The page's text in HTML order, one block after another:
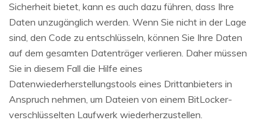
Sicherheit bietet, kann es auch dazu führen, dass Ihre
Daten unzugänglich werden. Wenn Sie nicht in der Lage
sind, den Code zu entschlüsseln, können Sie Ihre Daten
auf dem gesamten Datenträger verlieren. Daher müssen
Sie in diesem Fall die Hilfe eines
Datenwiederherstellungstools eines Drittanbieters in
Anspruch nehmen, um Dateien von einem BitLocker-
verschlüsselten Laufwerk wiederherzustellen.